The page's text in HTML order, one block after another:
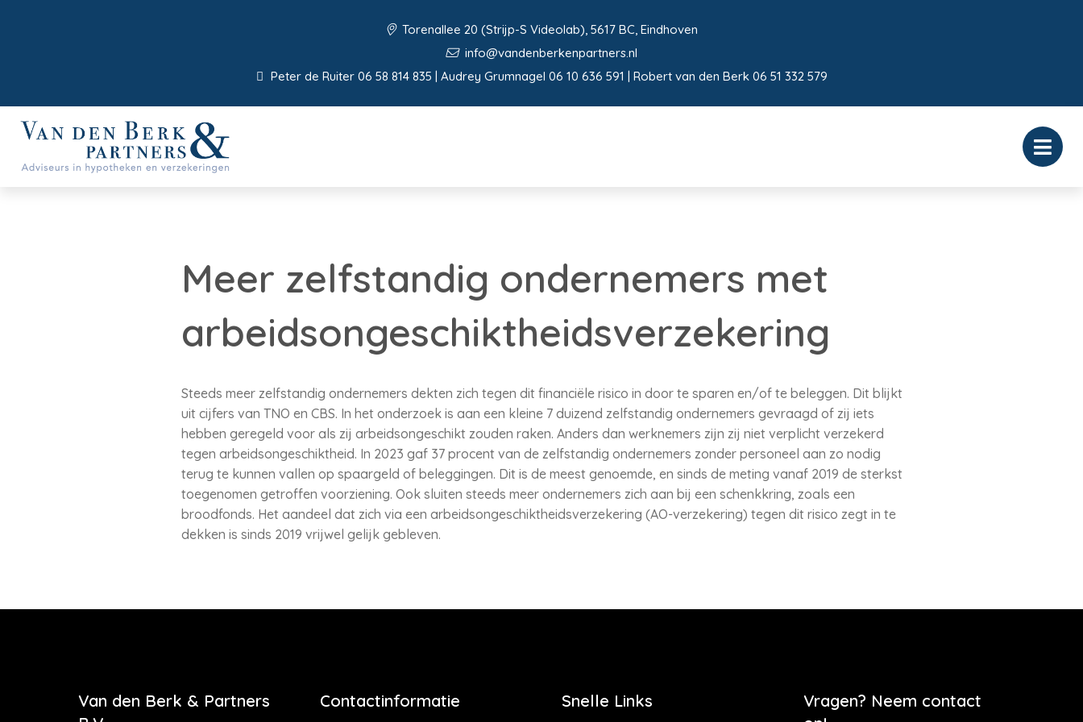
Torenallee 20 (Strijp-S Videolab), 5617 BC, Eindhoven
info@vandenberkenpartners.nl
Peter de Ruiter 06 58 814 835 | Audrey Grumnagel 06 10 636 591 | Robert van den Berk 06 51 332 579
Meer zelfstandig ondernemers met
arbeidsongeschiktheidsverzekering
Steeds meer zelfstandig ondernemers dekten zich tegen dit financiële risico in door te sparen en/of te beleggen. Dit blijkt
uit cijfers van TNO en CBS. In het onderzoek is aan een kleine 7 duizend zelfstandig ondernemers gevraagd of zij iets
hebben geregeld voor als zij arbeidsongeschikt zouden raken. Anders dan werknemers zijn zij niet verplicht verzekerd
tegen arbeidsongeschiktheid. In 2023 gaf 37 procent van de zelfstandig ondernemers zonder personeel aan zo nodig
terug te kunnen vallen op spaargeld of beleggingen. Dit is de meest genoemde, en sinds de meting vanaf 2019 de sterkst
toegenomen getroffen voorziening. Ook sluiten steeds meer ondernemers zich aan bij een schenkkring, zoals een
broodfonds. Het aandeel dat zich via een arbeidsongeschiktheidsverzekering (AO-verzekering) tegen dit risico zegt in te
dekken is sinds 2019 vrijwel gelijk gebleven.
Van den Berk & Partners
Contactinformatie Snelle Links
Vragen? Neem contact